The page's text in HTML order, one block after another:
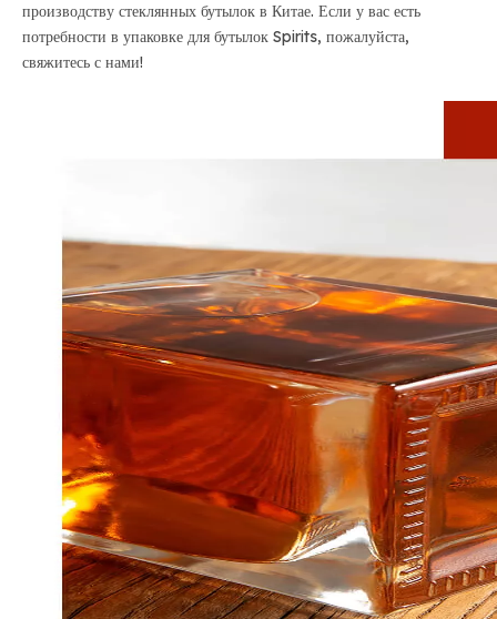
производству стеклянных бутылок в Китае. Если у вас есть
потребности в упаковке для бутылок Spirits, пожалуйста,
свяжитесь с нами!